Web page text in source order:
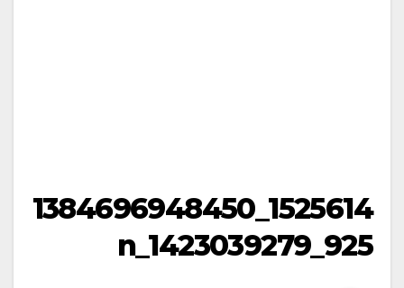
1525614_1384696948450
925_1423039279_n